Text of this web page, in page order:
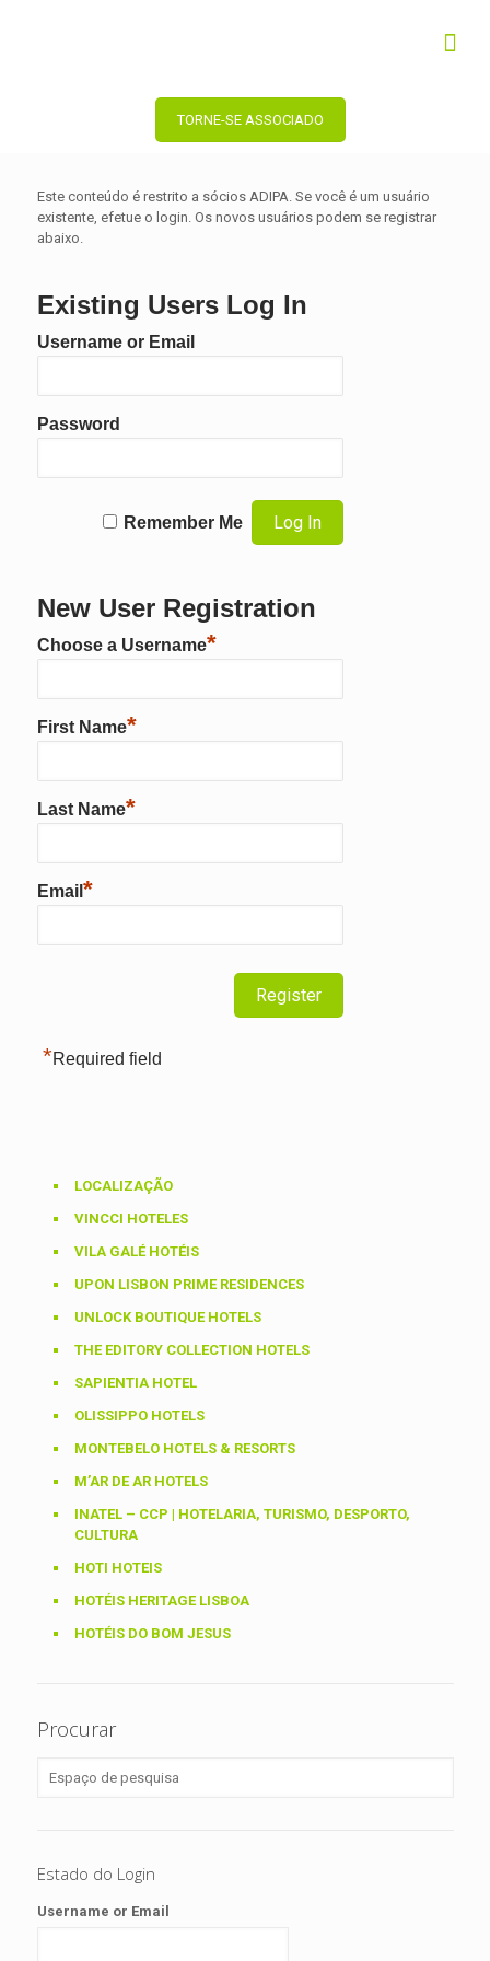
TORNE-SE ASSOCIADO
Este conteúdo é restrito a sócios ADIPA. Se você é um usuário
existente, efetue o login. Os novos usuários podem se registrar
abaixo.
Existing Users Log In
Username or Email
Password
Remember Me
New User Registration
Choose a Username*
First Name*
Last Name*
Email *
*Required field
LOCALIZAÇÃO
VINCCI HOTELES
VILA GALÉ HOTÉIS
UPON LISBON PRIME RESIDENCES
UNLOCK BOUTIQUE HOTELS
THE EDITORY COLLECTION HOTELS
SAPIENTIA HOTEL
OLISSIPPO HOTELS
MONTEBELO HOTELS & RESORTS
M’AR DE AR HOTELS
INATEL – CCP | HOTELARIA, TURISMO, DESPORTO,
CULTURA
HOTI HOTEIS
HOTÉIS HERITAGE LISBOA
HOTÉIS DO BOM JESUS
Procurar
Estado do Login
Username or Email